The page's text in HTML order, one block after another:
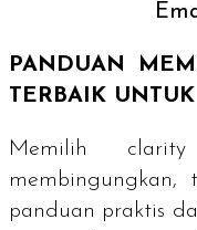
PANDUAN
TERBAIK
Memilih
panduan praktis